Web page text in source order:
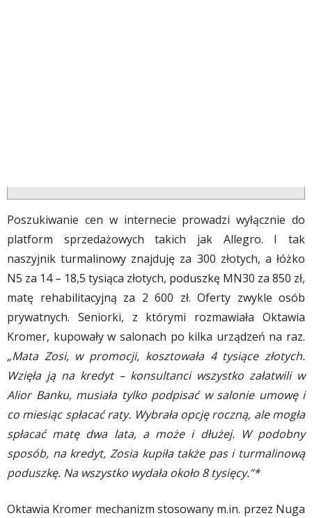
Poszukiwanie cen w internecie prowadzi wyłącznie do
platform sprzedażowych takich jak Allegro. I tak
naszyjnik turmalinowy znajduję za 300 złotych, a łóżko
N5 za 14 – 18,5 tysiąca złotych, poduszkę MN30 za 850 zł,
matę rehabilitacyjną za 2 600 zł. Oferty zwykle osób
prywatnych. Seniorki, z którymi rozmawiała Oktawia
Kromer, kupowały w salonach po kilka urządzeń na raz.
„Mata Zosi, w promocji, kosztowała 4 tysiące złotych.
Wzięła ją na kredyt – konsultanci wszystko załatwili w
Alior Banku, musiała tylko podpisać w salonie umowę i
co miesiąc spłacać raty. Wybrała opcję roczną, ale mogła
spłacać matę dwa lata, a może i dłużej. W podobny
sposób, na kredyt, Zosia kupiła także pas i turmalinową
poduszkę. Na wszystko wydała około 8 tysięcy.”*
Oktawia Kromer mechanizm stosowany m.in. przez Nuga